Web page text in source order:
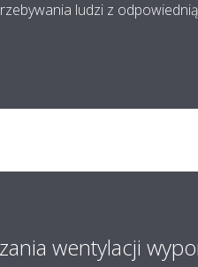
ludzi z
wentylacji